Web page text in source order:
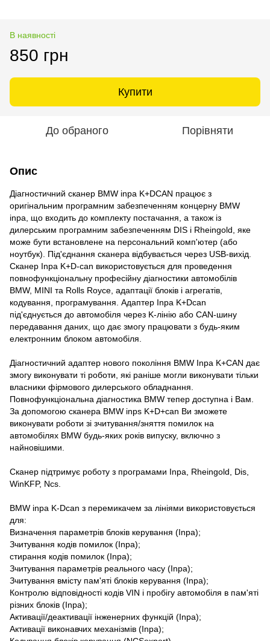
В наявності
850 грн
Купити
До обраного Порівняти
Опис
Діагностичний сканер BMW inpa K+DCAN працює з
оригінальним програмним забезпеченням концерну BMW
inpa, що входить до комплекту постачання, а також із
дилерським програмним забезпеченням DIS і Rheingold, яке
може бути встановлене на персональний комп'ютер (або
ноутбук). Під'єднання сканера відбувається через USB-вихід.
Сканер Inpa K+D-can використовується для проведення
повнофункціональну професійну діагностики автомобілів
BMW, MINI та Rolls Royce, адаптації блоків і агрегатів,
кодування, програмування. Адаптер Inpa K+Dcan
під'єднується до автомобіля через K-лінію або CAN-шину
передавання даних, що дає змогу працювати з будь-яким
електронним блоком автомобіля.
Діагностичний адаптер нового покоління BMW Inpa K+CAN дає
змогу виконувати ті роботи, які раніше могли виконувати тільки
власники фірмового дилерського обладнання.
Повнофункціональна діагностика BMW тепер доступна і Вам.
За допомогою сканера BMW inps K+D+can Ви зможете
виконувати роботи зі зчитування/зняття помилок на
автомобілях BMW будь-яких років випуску, включно з
найновішими.
Сканер підтримує роботу з програмами Inpa, Rheingold, Dis,
WinKFP, Ncs.
BMW inpa K-Dcan з перемикачем за лініями використовується
для:
Визначення параметрів блоків керування (Inpa);
Зчитування кодів помилок (Inpa);
стирання кодів помилок (Inpa);
Зчитування параметрів реального часу (Inpa);
Зчитування вмісту пам'яті блоків керування (Inpa);
Контролю відповідності кодів VIN і пробігу автомобіля в пам'яті
різних блоків (Inpa);
Активації/деактивації інженерних функцій (Inpa);
Активації виконавчих механізмів (Inpa);